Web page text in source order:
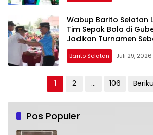
Wabup Barito Selatan
Tim Sepak Bola di
Jadikan Turnamen
Menuju Porprov
Barito Selatan Juli 29, 2026
Paginasi
pos
1 2 … 106
Pos Populer